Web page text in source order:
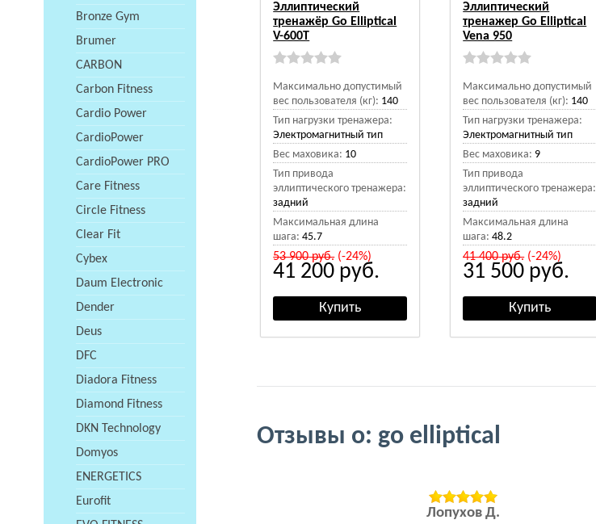
Bronze Gym
Brumer
CARBON
Carbon Fitness
Cardio Power
CardioPower
CardioPower PRO
Care Fitness
Circle Fitness
Clear Fit
Cybex
Daum Electronic
Dender
Deus
DFC
Diadora Fitness
Diamond Fitness
DKN Technology
Domyos
ENERGETICS
Eurofit
Эллиптический
тренажёр Go Elliptical
V-600T
Максимально допустимый
вес пользователя (кг): 140
Тип нагрузки тренажера:
Электромагнитный тип
Вес маховика: 10
Тип привода
эллиптического тренажера:
задний
Максимальная длина
шага: 45.7
53 900руб.(-24%)
41 200 руб.
Эллиптический
тренажер Go Elliptical
Vena 950
Максимально допустимый
вес пользователя (кг): 140
Тип нагрузки тренажера:
Электромагнитный тип
Вес маховика: 9
Тип привода
эллиптического тренажера:
задний
Максимальная длина
шага: 48.2
41 400руб.(-24%)
31 500 руб.
Отзывы о: go elliptical
Лопухов Д.